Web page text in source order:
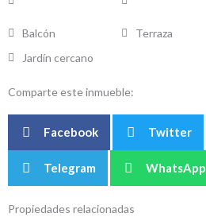
Balcón
Terraza
Jardín cercano
Comparte este inmueble:
Facebook Twitter
Telegram WhatsApp
Propiedades relacionadas